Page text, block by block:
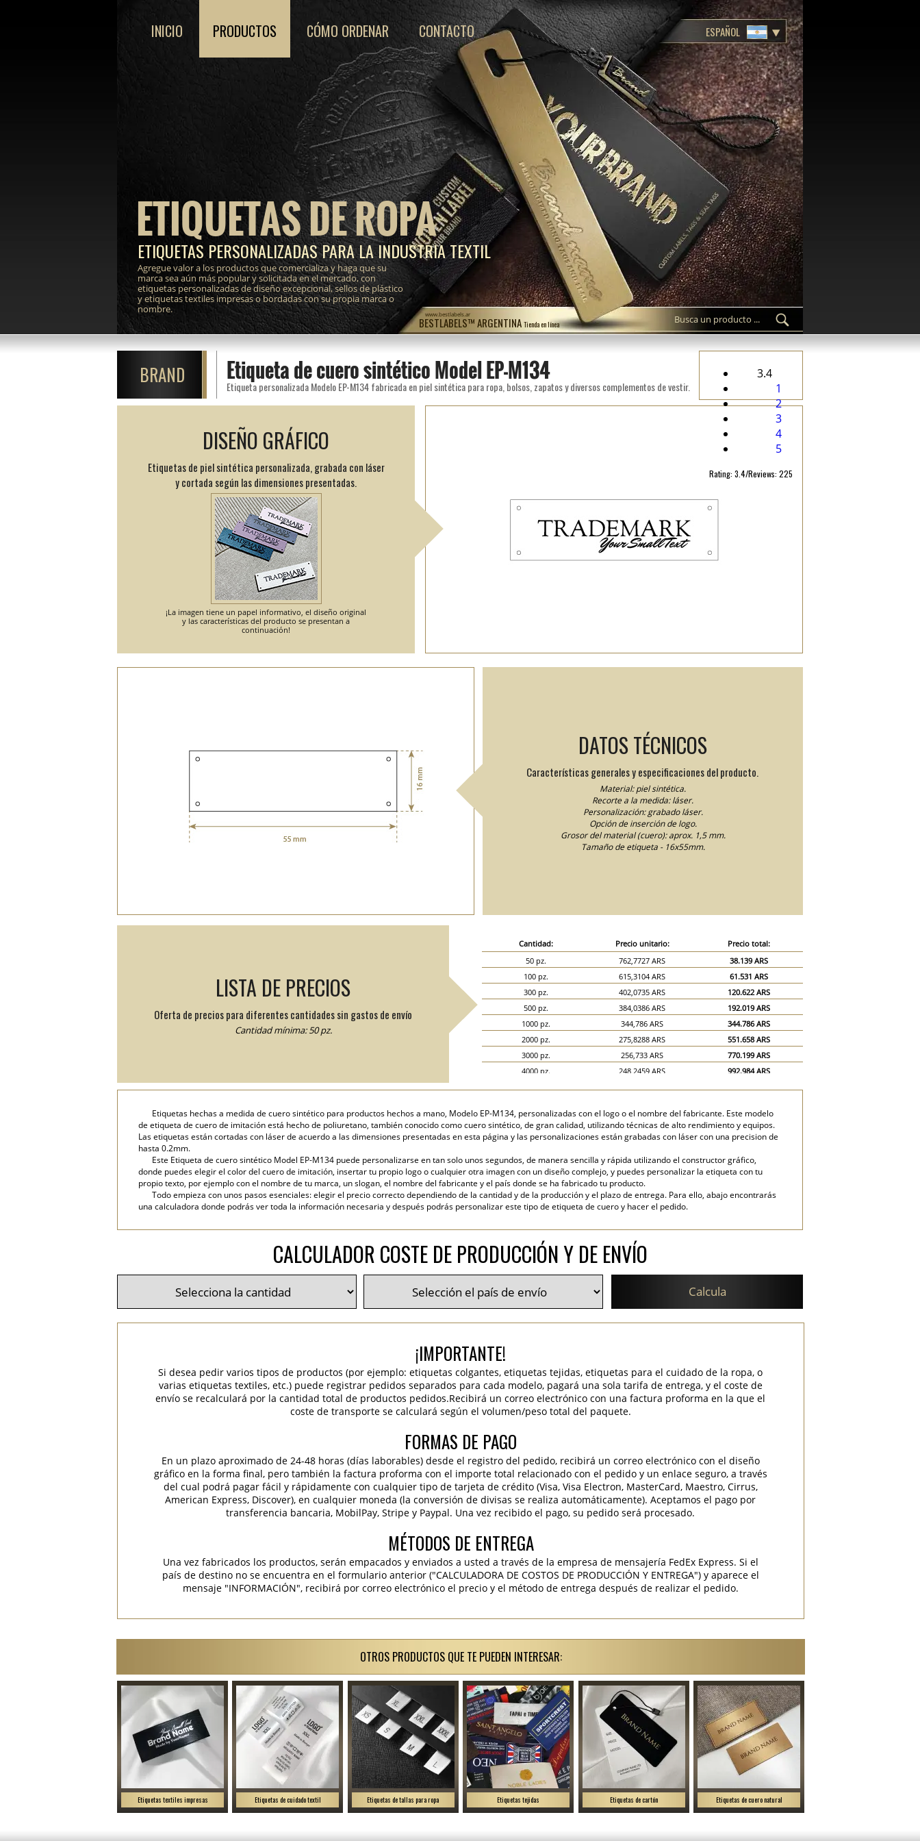
BESTLABELS™ ARGENTINA Tienda en línea
www.bestlabels.ar
ETIQUETAS DE ROPA
ETIQUETAS PERSONALIZADAS PARA LA INDUSTRIA TEXTIL
Agregue valor a los productos que comercializa y haga que su
marca sea aún más popular y solicitada en el mercado, con
etiquetas personalizadas de diseño excepcional, sellos de plástico
y etiquetas textiles impresas o bordadas con su propia marca o
nombre.
INICIO PRODUCTOS CÓMO ORDENAR CONTACTO ESPAÑOL
BRAND Etiqueta de cuero sintético Model EP-M134
Etiqueta personalizada Modelo EP-M134 fabricada en piel sintética para ropa, bolsos, zapatos y diversos complementos de vestir.
3.4
1
2
3
4
5
Rating: 3.4/Reviews: 225
DISEÑO GRÁFICO
Etiquetas de piel sintética personalizada, grabada con láser
y cortada según las dimensiones presentadas.
¡La imagen tiene un papel informativo, el diseño original
y las características del producto se presentan a
continuación!
DATOS TÉCNICOS
Características generales y especificaciones del producto.
Material: piel sintética.
Recorte a la medida: láser.
Personalización: grabado láser.
Opción de inserción de logo.
Grosor del material (cuero): aprox. 1,5 mm.
Tamaño de etiqueta - 16x55mm.
LISTA DE PRECIOS
Oferta de precios para diferentes cantidades sin gastos de envío
Cantidad mínima: 50 pz.
Cantidad: Precio unitario:
Precio total:
50 pz.
762,7727 ARS
38.139 ARS
100 pz.
615,3104 ARS
61.531 ARS
300 pz.
402,0735 ARS
120.622 ARS
500 pz.
384,0386 ARS
192.019 ARS
1000 pz.
344,786 ARS
344.786 ARS
2000 pz.
275,8288 ARS
551.658 ARS
3000 pz.
256,733 ARS
770.199 ARS
4000 pz.
248,2459 ARS
992.984 ARS
Etiquetas hechas a medida de cuero sintético para productos hechos a mano, Modelo EP-M134, personalizadas con el logo o el nombre del fabricante. Este modelo
de etiqueta de cuero de imitación está hecho de poliuretano, también conocido como cuero sintético, de gran calidad, utilizando técnicas de alto rendimiento y equipos.
Las etiquetas están cortadas con láser de acuerdo a las dimensiones presentadas en esta página y las personalizaciones están grabadas con láser con una precision de
hasta 0.2mm.
Este Etiqueta de cuero sintético Model EP-M134 puede personalizarse en tan solo unos segundos, de manera sencilla y rápida utilizando el constructor gráfico,
donde puedes elegir el color del cuero de imitación, insertar tu propio logo o cualquier otra imagen con un diseño complejo, y puedes personalizar la etiqueta con tu
propio texto, por ejemplo con el nombre de tu marca, un slogan, el nombre del fabricante y el país donde se ha fabricado tu producto.
Todo empieza con unos pasos esenciales: elegir el precio correcto dependiendo de la cantidad y de la producción y el plazo de entrega. Para ello, abajo encontrarás
una calculadora donde podrás ver toda la información necesaria y después podrás personalizar este tipo de etiqueta de cuero y hacer el pedido.
CALCULADOR COSTE DE PRODUCCIÓN Y DE ENVÍO
Calcula
¡IMPORTANTE!
Si desea pedir varios tipos de productos (por ejemplo: etiquetas colgantes, etiquetas tejidas, etiquetas para el cuidado de la ropa, o
varias etiquetas textiles, etc.) puede registrar pedidos separados para cada modelo, pagará una sola tarifa de entrega, y el coste de
envío se recalculará por la cantidad total de productos pedidos.Recibirá un correo electrónico con una factura proforma en la que el
coste de transporte se calculará según el volumen/peso total del paquete.
FORMAS DE PAGO
En un plazo aproximado de 24-48 horas (días laborables) desde el registro del pedido, recibirá un correo electrónico con el diseño
gráfico en la forma final, pero también la factura proforma con el importe total relacionado con el pedido y un enlace seguro, a través
del cual podrá pagar fácil y rápidamente con cualquier tipo de tarjeta de crédito (Visa, Visa Electron, MasterCard, Maestro, Cirrus,
American Express, Discover), en cualquier moneda (la conversión de divisas se realiza automáticamente). Aceptamos el pago por
transferencia bancaria, MobilPay, Stripe y Paypal. Una vez recibido el pago, su pedido será procesado.
MÉTODOS DE ENTREGA
Una vez fabricados los productos, serán empacados y enviados a usted a través de la empresa de mensajería FedEx Express. Si el
país de destino no se encuentra en el formulario anterior ("CALCULADORA DE COSTOS DE PRODUCCIÓN Y ENTREGA") y aparece el
mensaje "INFORMACIÓN", recibirá por correo electrónico el precio y el método de entrega después de realizar el pedido.
OTROS PRODUCTOS QUE TE PUEDEN INTERESAR:
Etiquetas textiles impresas Etiquetas de cuidado textil Etiquetas de tallas para ropa Etiquetas tejidas Etiquetas de cartón Etiquetas de cuero natural